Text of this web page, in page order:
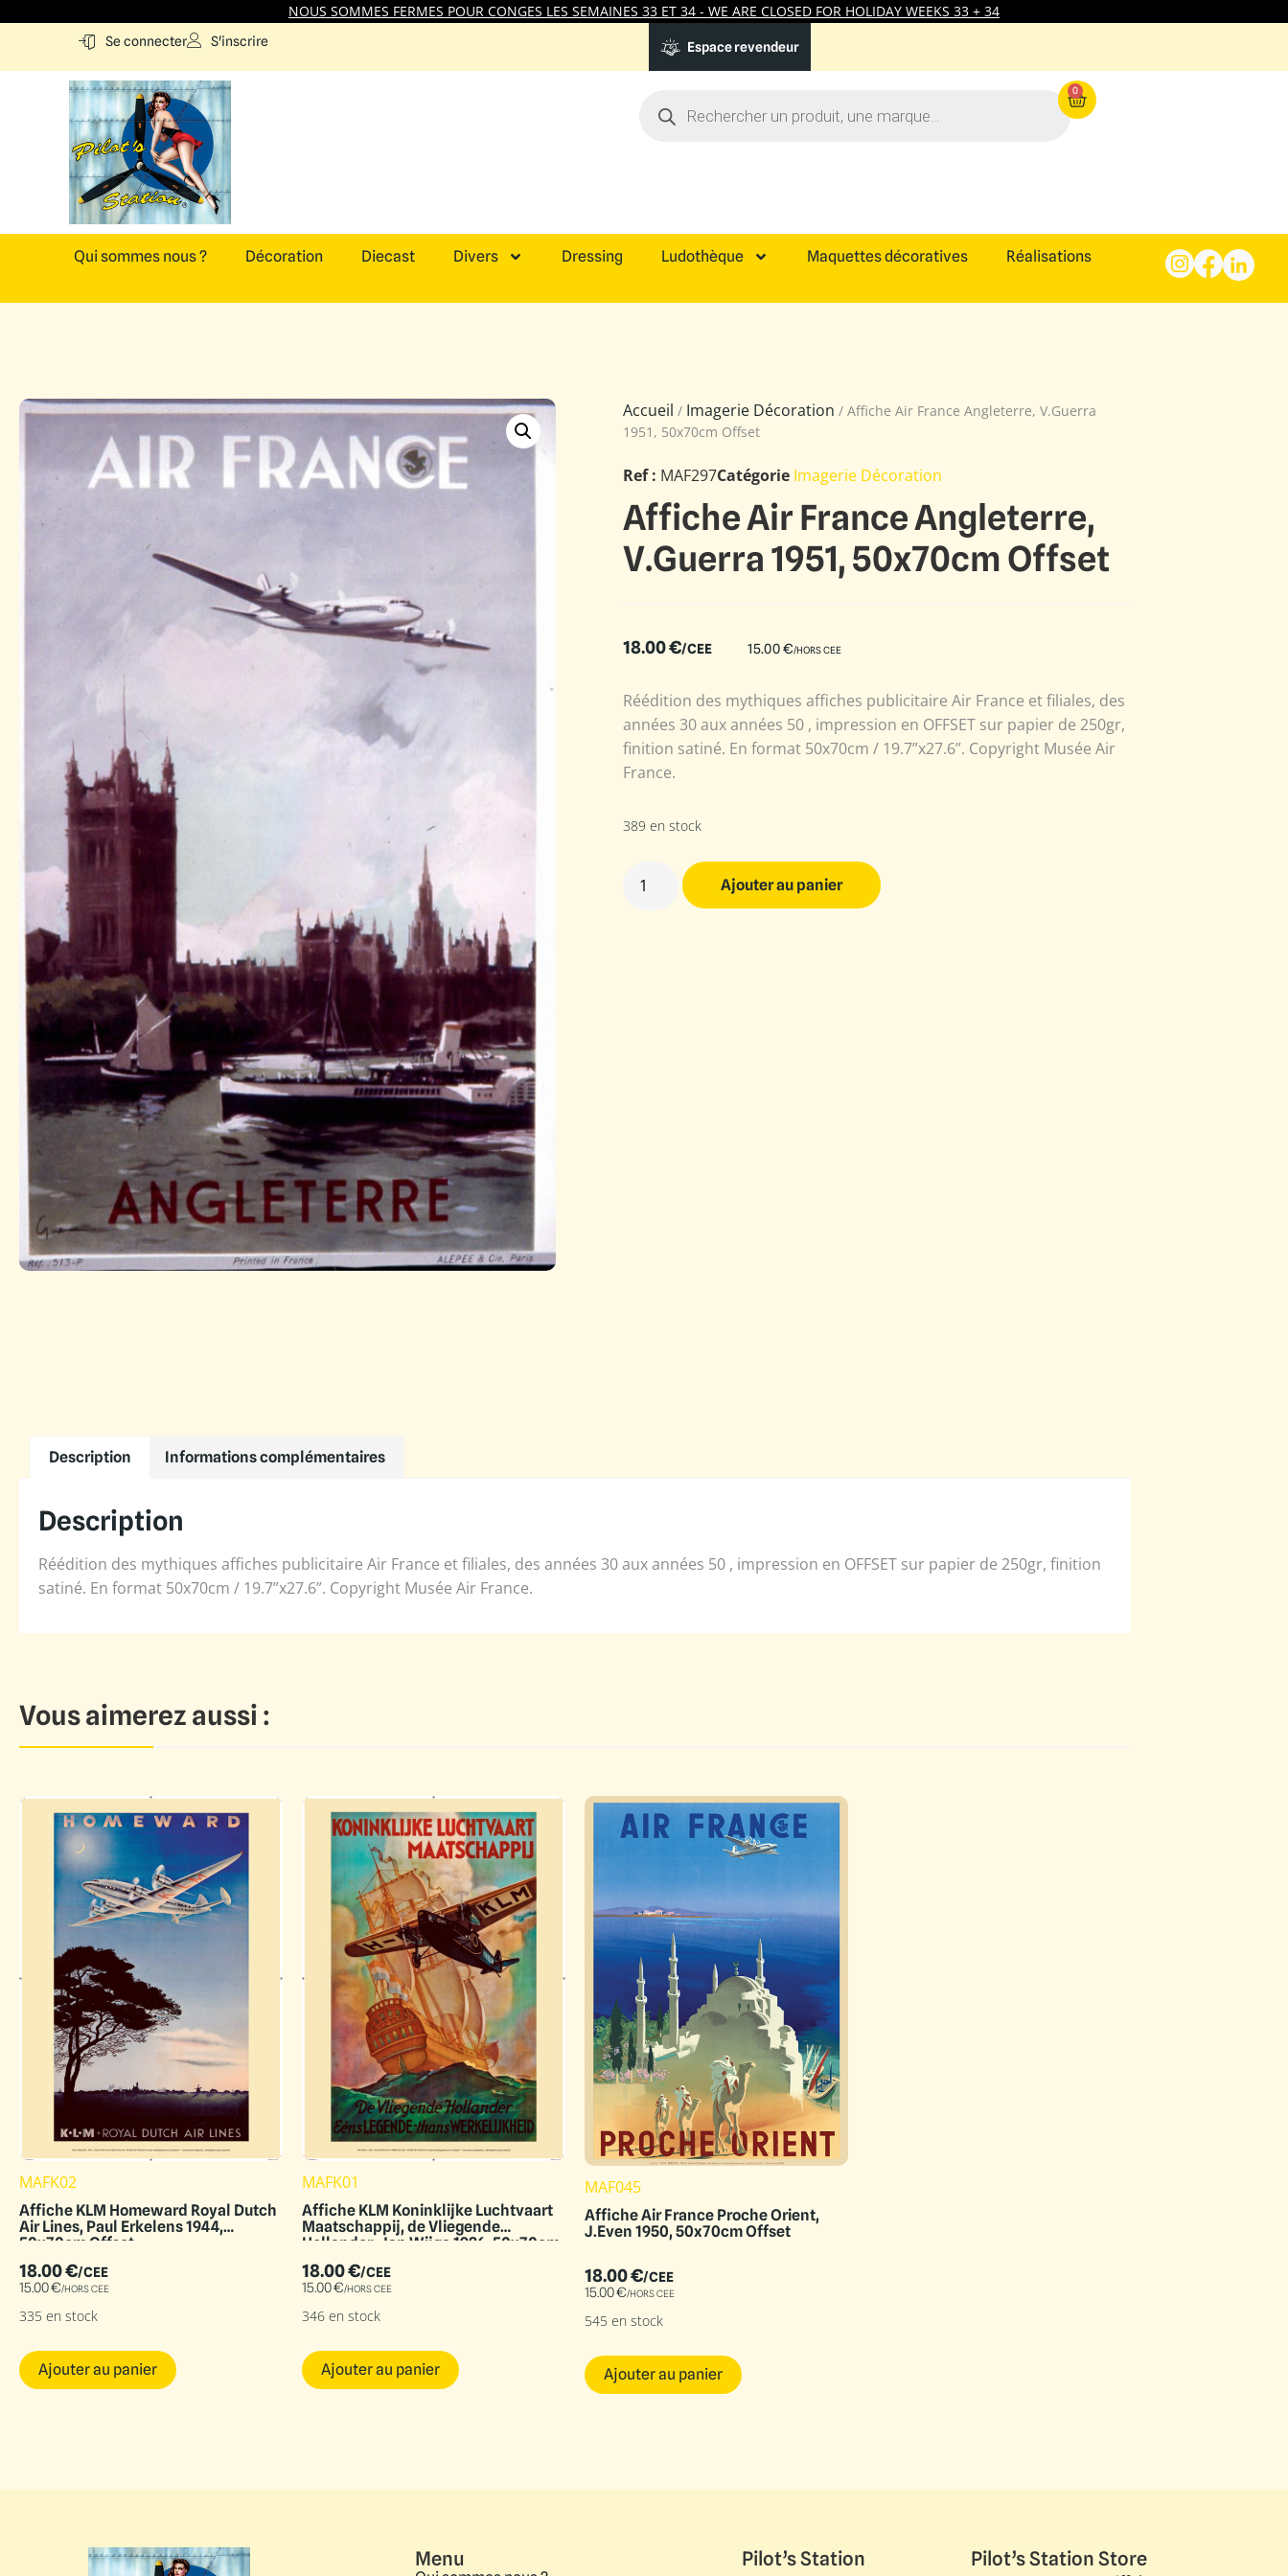
NOUS SOMMES FERMES POUR CONGES LES SEMAINES 33 ET 34 - WE ARE CLOSED FOR HOLIDAY WEEKS 33 + 34
Se connecter S'inscrire Espace revendeur
0
Qui sommes nous ? Décoration Diecast Divers Dressing Ludothèque Maquettes décoratives Réalisations
Accueil / Imagerie Décoration / Affiche Air France Angleterre, V.Guerra
1951, 50x70cm Offset
Ref : MAF297Catégorie Imagerie Décoration
Affiche Air France Angleterre,
V.Guerra 1951, 50x70cm Offset
18.00€/CEE 15.00€/HORS CEE
Réédition des mythiques affiches publicitaire Air France et filiales, des
années 30 aux années 50 , impression en OFFSET sur papier de 250gr,
finition satiné. En format 50x70cm / 19.7”x27.6”. Copyright Musée Air
France.
389 en stock
Ajouter au panier
Description Informations complémentaires
Description
Réédition des mythiques affiches publicitaire Air France et filiales, des années 30 aux années 50 , impression en OFFSET sur papier de 250gr, finition
satiné. En format 50x70cm / 19.7”x27.6”. Copyright Musée Air France.
Vous aimerez aussi :
MAFK02
Affiche KLM Homeward Royal Dutch
Air Lines, Paul Erkelens 1944,
50x70cm Offset
18.00€/CEE
15.00€/HORS CEE
335 en stock
Ajouter au panier
MAFK01
Affiche KLM Koninklijke Luchtvaart
Maatschappij, de Vliegende
Hollander, Jan Wijga 1926, 50x70cm
18.00€/CEE
15.00€/HORS CEE
346 en stock
Ajouter au panier
MAF045
Affiche Air France Proche Orient,
J.Even 1950, 50x70cm Offset
18.00€/CEE
15.00€/HORS CEE
545 en stock
Ajouter au panier
Menu Pilot’s Station Pilot’s Station Store